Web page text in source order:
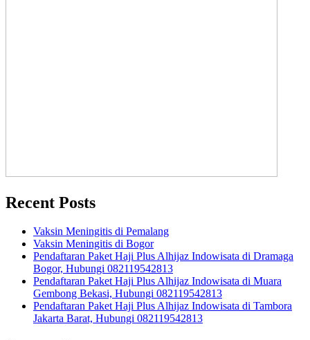
Recent Posts
Vaksin Meningitis di Pemalang
Vaksin Meningitis di Bogor
Pendaftaran Paket Haji Plus Alhijaz Indowisata di Dramaga
Bogor, Hubungi 082119542813
Pendaftaran Paket Haji Plus Alhijaz Indowisata di Muara
Gembong Bekasi, Hubungi 082119542813
Pendaftaran Paket Haji Plus Alhijaz Indowisata di Tambora
Jakarta Barat, Hubungi 082119542813